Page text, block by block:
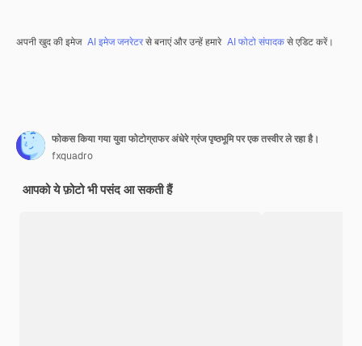
अपनी खुद की इमेज AI इमेज जनरेटरसे बनाएं और उन्हें हमारे AI फोटो संपादकसे एडिट करें।
फोकस किया गया युवा फोटोग्राफर अंधेरे ग्रंज पृष्ठभूमि पर एक तस्वीर ले रहा है।
fxquadro
आपको ये फ़ोटो भी पसंद आ सकती हैं